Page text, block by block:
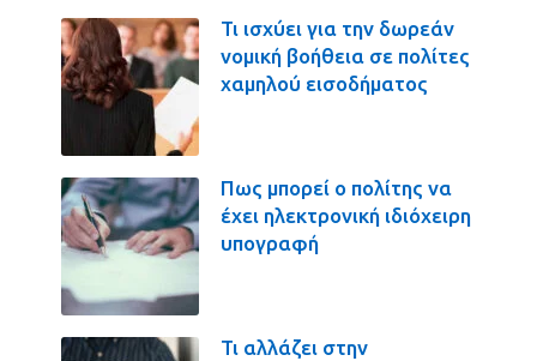
Τι ισχύει για την δωρεάν
νομική βοήθεια σε πολίτες
χαμηλού εισοδήματος
Πως μπορεί ο πολίτης να
έχει ηλεκτρονική ιδιόχειρη
υπογραφή
Τι αλλάζει στην